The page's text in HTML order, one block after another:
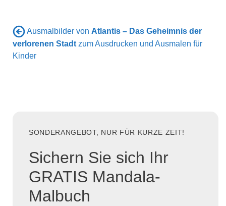
Ausmalbilder von Atlantis – Das Geheimnis der
verlorenen Stadt zum Ausdrucken und Ausmalen für
Kinder
SONDERANGEBOT, NUR FÜR KURZE ZEIT!
Sichern Sie sich Ihr
GRATIS Mandala-
Malbuch